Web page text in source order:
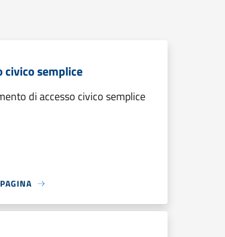
civico semplice
di accesso civico semplice